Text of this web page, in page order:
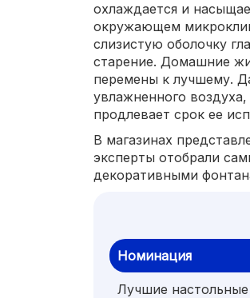
охлаждается и
окружающем
слизистую оболочку
старение. Домашние
перемены к лучшему.
увлажненного
продлевает срок ее
В магазинах
эксперты отобрали
декоративными
Номинация
Лучшие